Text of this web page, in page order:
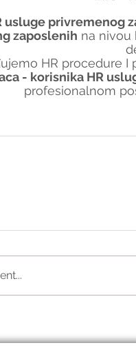
usluge privremenog
zaposlenih na nivou
HR procedure I
- korisnika HR
profesionalnom